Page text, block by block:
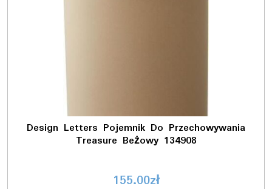
Design Letters Pojemnik Do Przechowywania
Treasure Beżowy 134908
155.00zł